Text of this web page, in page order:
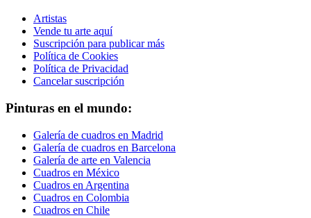
Artistas
Vende tu arte aquí
Suscripción para publicar más
Política de Cookies
Política de Privacidad
Cancelar suscripción
Pinturas en el mundo:
Galería de cuadros en Madrid
Galería de cuadros en Barcelona
Galería de arte en Valencia
Cuadros en México
Cuadros en Argentina
Cuadros en Colombia
Cuadros en Chile